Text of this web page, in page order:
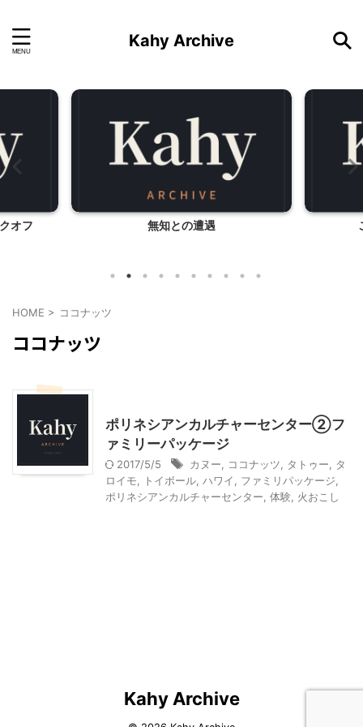
Kahy Archive
オフ 無知との遭遇
HOME > ココナッツ
ココナッツ
ポリネシアンカルチャーセンター②フ
ァミリーパッケージ
2017/5/5 カヌー ココナッツ タトゥー
タ
ロイモ
トイボール ハワイ ファミリパッケージ
ポリネシアンカルチャーセンター 体験 火おこし
Kahy Archive